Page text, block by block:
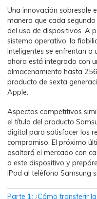
Soporte
PC.
Precios para
Descuentos
Preguntas
Más Soporte
Sobre Nosotros
Tendencias
Concursos y eventos
ENCUENTRA MÁS
Buscar
Una innovación sobresale
manera que cada
del uso de dispositivos. A
sistema operativo, la
inteligentes se enfrentan a
ahora está integrado con
almacenamiento hasta
producto de sexta
Apple.
Aspectos competitivos
el título del producto
digital para satisfacer los
compromiso. El próximo
asaltará el mercado con
a este dispositivo y
iPod al teléfono Samsung
Parte 1: ¿Cómo transferir